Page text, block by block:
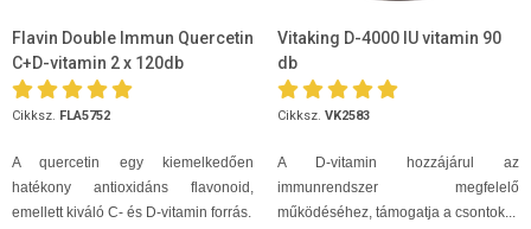
Flavin Double Immun Quercetin
C+D-vitamin 2 x 120db
Cikksz. FLA5752
A quercetin egy kiemelkedően
hatékony antioxidáns flavonoid,
emellett kiváló C- és D-vitamin forrás.
Vitaking D-4000 IU vitamin 90
db
Cikksz. VK2583
A D-vitamin hozzájárul az
immunrendszer megfelelő
működéséhez, támogatja a csontok...